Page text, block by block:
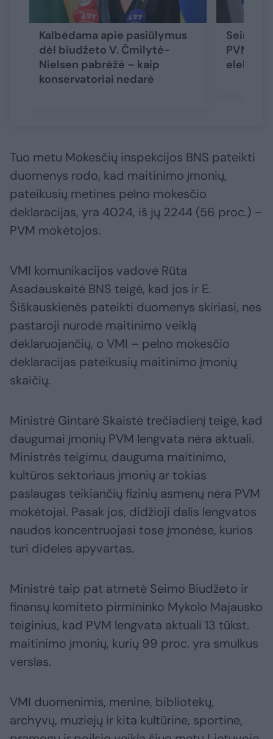
Kalbėdama apie pasiūlymus
dėl biudžeto V. Čmilytė-
Nielsen pabrėžė – kaip
konservatoriai nedarė
Seimas
PVM
Tuo metu Mokesčių inspekcijos BNS pateikti
duomenys rodo, kad maitinimo įmonių,
pateikusių metines pelno mokesčio
deklaracijas, yra 4024, iš jų 2244 (56 proc.) –
PVM mokėtojos.
VMI komunikacijos vadovė Rūta
Asadauskaitė BNS teigė, kad jos ir E.
Šiškauskienės pateikti duomenys skiriasi, nes
pastaroji nurodė maitinimo veiklą
deklaruojančių, o VMI – pelno mokesčio
deklaracijas pateikusių maitinimo įmonių
skaičių.
Ministrė Gintarė Skaistė trečiadienį teigė, kad
daugumai įmonių PVM lengvata nėra aktuali.
Ministrės teigimu, dauguma maitinimo,
kultūros sektoriaus įmonių ar tokias
paslaugas teikiančių fizinių asmenų nėra PVM
mokėtojai. Pasak jos, didžioji dalis lengvatos
naudos koncentruojasi tose įmonėse, kurios
turi dideles apyvartas.
Ministrė taip pat atmetė Seimo Biudžeto ir
finansų komiteto pirmininko Mykolo Majausko
teiginius, kad PVM lengvata aktuali 13 tūkst.
maitinimo įmonių, kurių 99 proc. yra smulkus
verslas.
VMI duomenimis, menine, bibliotekų,
archyvų, muziejų ir kita kultūrine, sportine,